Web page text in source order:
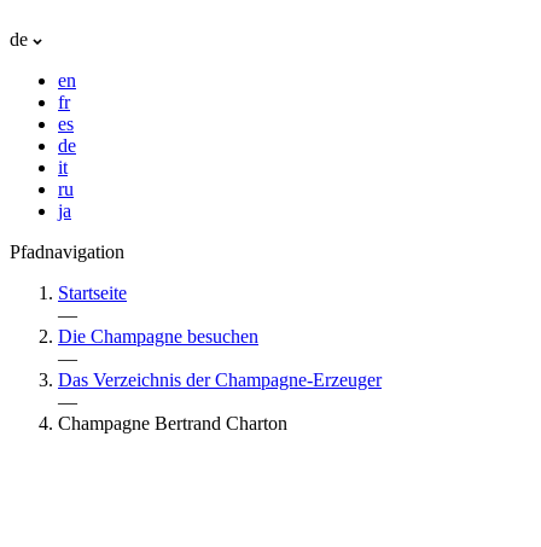
de
en
fr
es
de
it
ru
ja
Pfadnavigation
Startseite
—
Die Champagne besuchen
—
Das Verzeichnis der Champagne-Erzeuger
—
Champagne Bertrand Charton